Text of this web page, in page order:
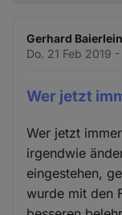
Gerhard
Do. 21 Feb 2019
Wer jetzt
Wer jetzt
irgendwie
eingestehen,
wurde mit den